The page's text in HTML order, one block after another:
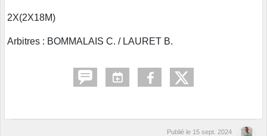
2X(2X18M)
Arbitres : BOMMALAIS C. / LAURET B.
Publié le 15 sept. 2024